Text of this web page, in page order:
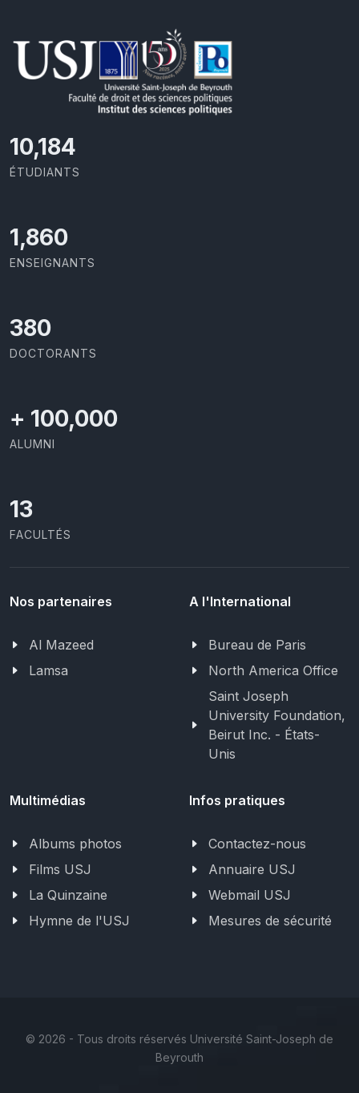
11,110
ÉTUDIANTS
2,029
ENSEIGNANTS
414
DOCTORANTS
+ 100,000
ALUMNI
13
FACULTÉS
Nos partenaires
Al Mazeed
Lamsa
A l'International
Bureau de Paris
North America Office
Saint Joseph
University Foundation,
Beirut Inc. - États-
Unis
Multimédias
Albums photos
Films USJ
La Quinzaine
Hymne de l'USJ
Infos pratiques
Contactez-nous
Annuaire USJ
Webmail USJ
Mesures de sécurité
© 2026 - Tous droits réservés Université Saint-Joseph de
Beyrouth